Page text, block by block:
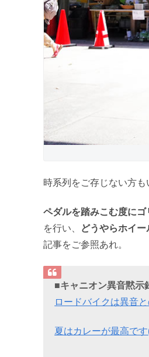
時系列をご存じない方も
ペダルを踏みこむ度に
を行い、
どうやらホイ
記事をご参照あれ。
■キャニオン異音黙示
ロードバイクは異音
夏はカレーが最高で